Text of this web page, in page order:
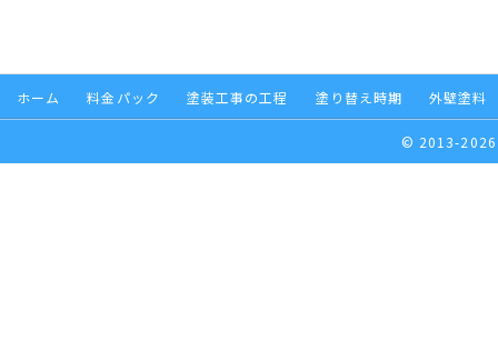
ホーム 料金パック 塗装工事の工程 塗り替え時期 外壁塗料
© 2013-2026